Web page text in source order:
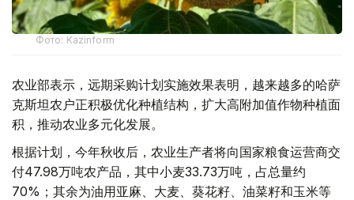
Фото: Kazinform
农业部表示，远期采购计划实施效果表明，越来越多的哈萨
克斯坦农户正积极优化种植结构，扩大高附加值作物种植面
积，推动农业多元化发展。
根据计划，今年秋收后，农业生产者将向国家粮食运营商交
付47.98万吨农产品，其中小麦33.73万吨，占总量约
70%；其余为油用亚麻、大麦、葵花籽、油菜籽和玉米等